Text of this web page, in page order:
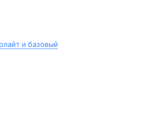
и базовый